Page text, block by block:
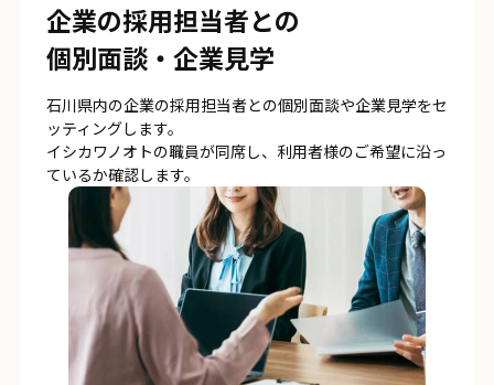
企業の採用担当者との
個別面談・企業見学
石川県内の企業の採用担当者との個別面談や企業見学をセ
ッティングします。
イシカワノオトの職員が同席し、利用者様のご希望に沿っ
ているか確認します。